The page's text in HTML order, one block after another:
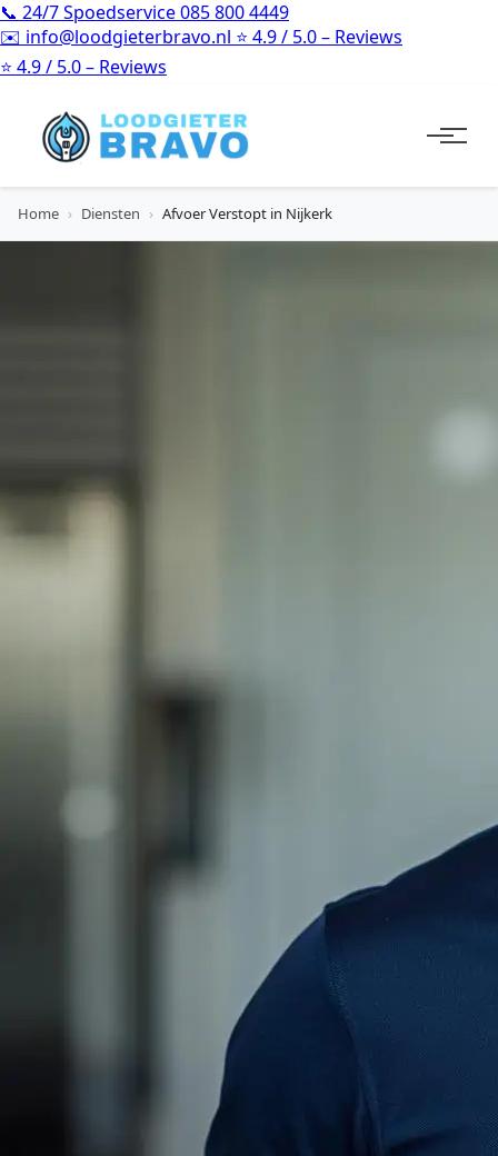
📞 24/7 Spoedservice085 800 4449
✉️ info@loodgieterbravo.nl ⭐ 4.9 / 5.0 – Reviews
⭐ 4.9 / 5.0 – Reviews
Home › Diensten › Afvoer Verstopt in Nijkerk